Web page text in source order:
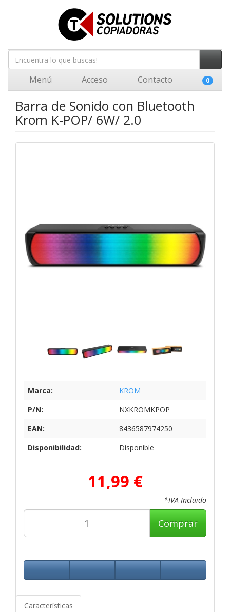
Menú Acceso Contacto 0
Barra de Sonido con Bluetooth
Krom K-POP/ 6W/ 2.0
Marca:
KROM
P/N:
NXKROMKPOP
EAN:
8436587974250
Disponibilidad:
Disponible
11,99 €
*IVA Incluido
Comprar
Características